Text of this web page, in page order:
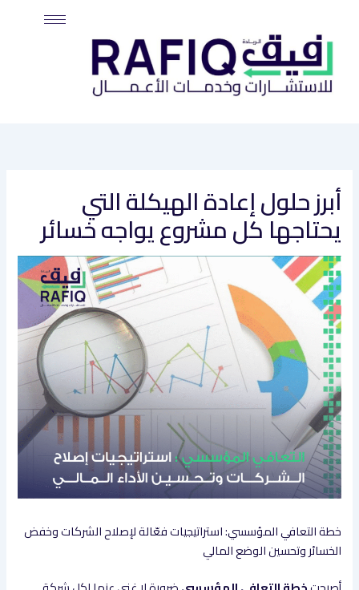
المحتوى
أبرز حلول إعادة الهيكلة التي
يحتاجها كل مشروع يواجه خسائر
خطة التعافي المؤسسي: استراتيجيات فعّالة لإصلاح الشركات وخفض
الخسائر وتحسين الوضع المالي